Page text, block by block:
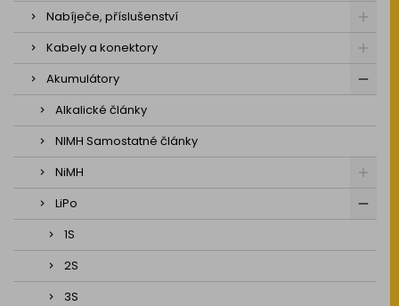
Nabíječe, příslušenství
Kabely a konektory
Akumulátory
Alkalické články
NIMH Samostatné články
NiMH
LiPo
1S
2S
3S